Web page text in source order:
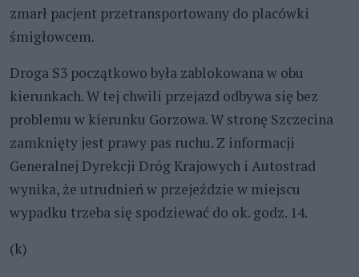
zmarł pacjent przetransportowany do placówki
śmigłowcem.
Droga S3 początkowo była zablokowana w obu
kierunkach. W tej chwili przejazd odbywa się bez
problemu w kierunku Gorzowa. W stronę Szczecina
zamknięty jest prawy pas ruchu. Z informacji
Generalnej Dyrekcji Dróg Krajowych i Autostrad
wynika, że utrudnień w przejeździe w miejscu
wypadku trzeba się spodziewać do ok. godz. 14.
(k)